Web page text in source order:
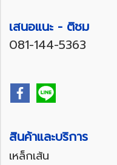
เสนอแนะ - ติชม
081-144-5363
สินค้าและบริการ
เหล็กเส้น